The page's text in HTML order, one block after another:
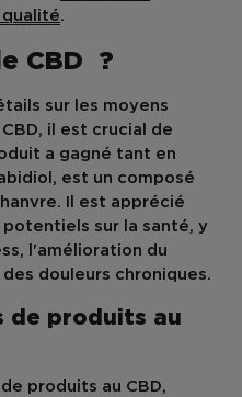
.
CBD ?
sur les moyens
CBD, il est crucial de
a gagné tant en
est un composé
Il est apprécié
sur la santé, y
l'amélioration du
douleurs chroniques.
de produits au
produits au CBD,